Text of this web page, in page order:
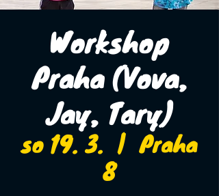
Workshop
Praha (Vova,
Jay, Tary)
so 19. 3.
  |
Praha
8